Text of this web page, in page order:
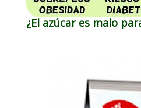
¿El azúcar es malo